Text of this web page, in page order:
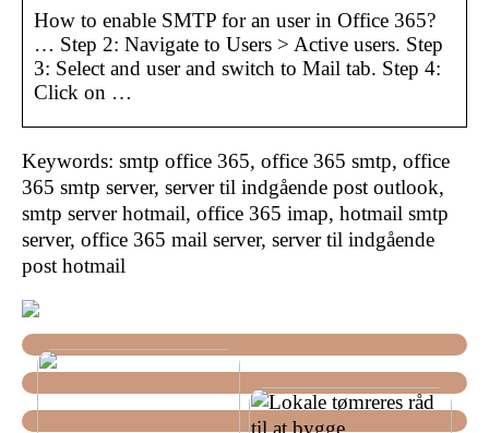
How to enable SMTP for an user in Office 365?
… Step 2: Navigate to Users > Active users. Step
3: Select and user and switch to Mail tab. Step 4:
Click on …
Keywords: smtp office 365, office 365 smtp, office
365 smtp server, server til indgående post outlook,
smtp server hotmail, office 365 imap, hotmail smtp
server, office 365 mail server, server til indgående
post hotmail